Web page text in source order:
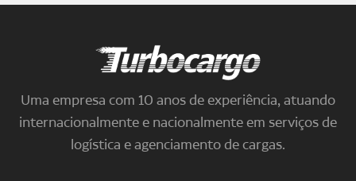
Turbocargo
Uma empresa com 10 anos de experiência, atuando
internacionalmente e nacionalmente em serviços de
logística e agenciamento de cargas.